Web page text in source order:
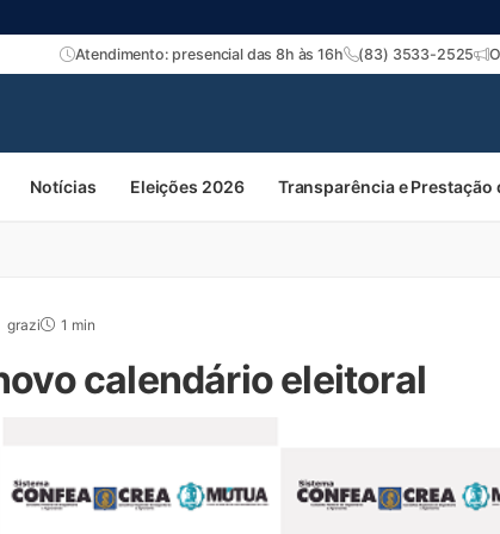
Atendimento: presencial das 8h às 16h (83) 3533-2525
Notícias Eleições 2026 Transparência e Prestação
grazi 1 min
calendário eleitoral